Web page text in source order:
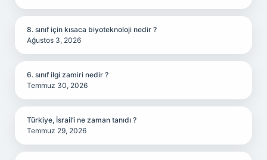
8. sınıf için kısaca biyoteknoloji nedir ?
Ağustos 3, 2026
6. sınıf ilgi zamiri nedir ?
Temmuz 30, 2026
Türkiye, İsrail’i ne zaman tanıdı ?
Temmuz 29, 2026